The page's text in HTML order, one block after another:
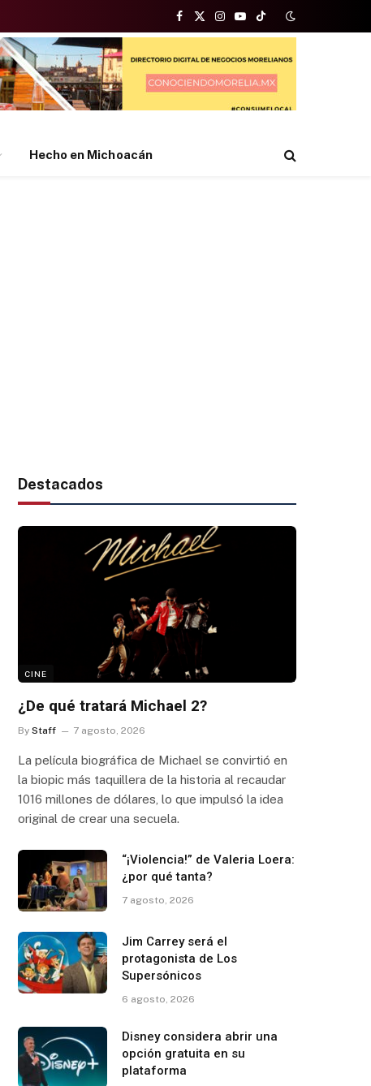
Facebook
X
(Twitter)
Instagram
YouTubeTikTok
Hecho en Michoacán
Destacados
CINE
¿De qué tratará Michael 2?
By Staff 7 agosto, 2026
La película biográfica de Michael se convirtió en
la biopic más taquillera de la historia al recaudar
1016 millones de dólares, lo que impulsó la idea
original de crear una secuela.
“¡Violencia!” de Valeria Loera:
¿por qué tanta?
7 agosto, 2026
Jim Carrey será el
protagonista de Los
Supersónicos
6 agosto, 2026
Disney considera abrir una
opción gratuita en su
plataforma